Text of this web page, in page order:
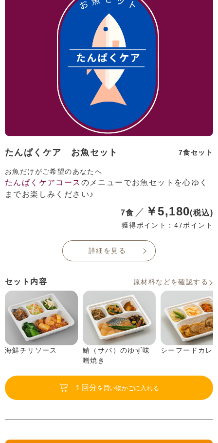
たんぱくケア お魚セット 7食セット
お魚だけがご希望のあなたへ
たんぱくケアコース のメニューでお魚セットを心ゆく
までお楽しみください♪
7食 ￥5,180(税込)
獲得ポイント：47ポイント
詳細を見る
セット内容 原材料などを確認する
海鮮チリソース
鯖（サバ）のゆず味
噌焼き
シーフードカレ
１回分を買い物かごに入れる